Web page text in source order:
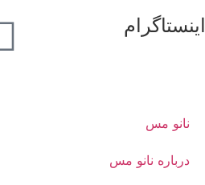
اینستاگرام
نانو مس
درباره نانو مس